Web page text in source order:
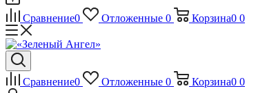
Сравнение0 Отложенные 0 Корзина0 0
Сравнение0 Отложенные 0 Корзина0 0